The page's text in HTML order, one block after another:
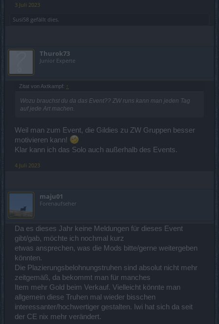
3 Juli 2023
Susi58 gefällt dies.
Thurok73
Junior Experte
Zitat von Axtkampf: ↑
Wozu brauchst du da das Event?? ZW runs kann man jeden Tag
auf jede Art machen.
Weil man zum Event, die Gildies zu ZW Gruppen besser
motivieren kann!
Klar kann ich das Solo auch außerhalb des Events.
4 Juli 2023
maju01
Forenaufseher
Da es dieses Jahr keine Meldungen für dieses Event
gibt/gab, möchte ich nochmal kurz
etwas ansprechen, was die Mods bitte/gerne weitergeben
könnten.
Die Plazierungsbelohnungstruhen sind absolut nicht mehr
zeitgemäß, da bekommt man für manches
Item mehr Gold beim Verkauf. Vielleicht könnte man
allgemein diese Truhen mal wieder bisschen
interessanter/hochwertiger gestalten. Iwi hat sich da seit
der CE nix mehr verändert.